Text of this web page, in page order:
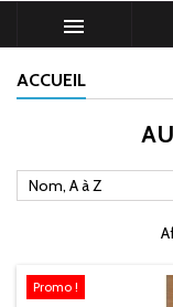

ACCUEIL
Nom, A à Z
Promo !